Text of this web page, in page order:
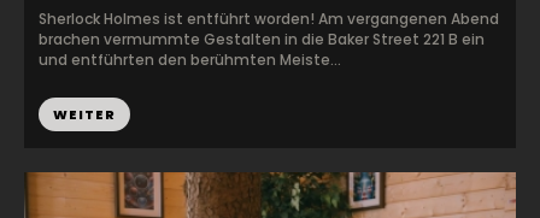
Sherlock Holmes ist entführt worden! Am vergangenen Abend
brachen vermummte Gestalten in die Baker Street 221 B ein
und entführten den berühmten Meiste...
WEITER